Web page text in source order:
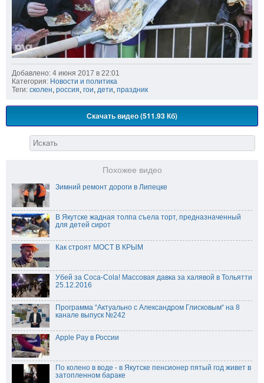
Добавлено: 4 июня 2017 в 22:01
Категория: Новости и политика
Теги: сколен, россия, гои, дети, праздник
Скачать видео (511.93 Кб)
Похожее видео
Зимний ремонт дороги в Липецке
В Якутске жадная толпа съела торт, предназначенный
для детей сирот
Как строят МОСТ В КРЫМ
Убей за Coca-Cola! Массовая давка за халявой в Тольятти
25.12.2016
Программа “Актуально с Александром Глисковым“ на 8
канале выпуск №242
Apple Pay в России
По колено в воде - в Якутске пенсионер пятый год живет в
затопленном бараке